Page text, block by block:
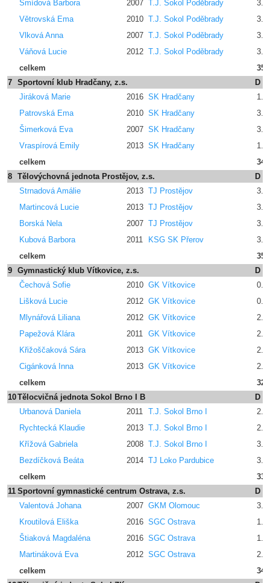
Šmídová Barbora
2007 T.J. Sokol Poděbrady
Větrovská Ema
2010 T.J. Sokol Poděbrady
Vlková Anna
2007 T.J. Sokol Poděbrady
Váňová Lucie
2012 T.J. Sokol Poděbrady
celkem
7 Sportovní klub Hradčany, z.s.
D
Jiráková Marie
2016 SK Hradčany
Patrovská Ema
2010 SK Hradčany
Šimerková Eva
2007 SK Hradčany
Vraspírová Emily
2013 SK Hradčany
celkem
8 Tělovýchovná jednota Prostějov, z.s.
D
Strnadová Amálie
2013 TJ Prostějov
Martincová Lucie
2013 TJ Prostějov
Borská Nela
2007 TJ Prostějov
Kubová Barbora
2011 KSG SK Přerov
celkem
9 Gymnastický klub Vítkovice, z.s.
D
Čechová Sofie
2010 GK Vítkovice
Lišková Lucie
2012 GK Vítkovice
Mlynářová Liliana
2012 GK Vítkovice
Papežová Klára
2011 GK Vítkovice
Křižoščaková Sára
2013 GK Vítkovice
Cigánková Inna
2013 GK Vítkovice
celkem
10Tělocvičná jednota Sokol Brno I B
D
Urbanová Daniela
2011 T.J. Sokol Brno I
Rychtecká Klaudie
2013 T.J. Sokol Brno I
Křížová Gabriela
2008 T.J. Sokol Brno I
Bezdíčková Beáta
2014 TJ Loko Pardubice
celkem
11 Sportovní gymnastické centrum Ostrava, z.s.
D
Valentová Johana
2007 GKM Olomouc
Kroutilová Eliška
2016 SGC Ostrava
Štiaková Magdaléna
2016 SGC Ostrava
Martináková Eva
2012 SGC Ostrava
celkem